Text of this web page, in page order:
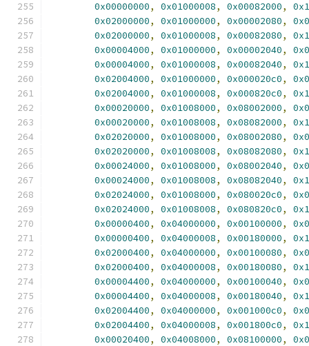
0x00000000, 0x01000008, 0x00082000,
0x02000000, 0x01000000, 0x00002080,
0x02000000, 0x01000008, 0x00082080,
0x00004000, 0x01000000, 0x00002040,
0x00004000, 0x01000008, 0x00082040,
0x02004000, 0x01000000, 0x000020c0,
0x02004000, 0x01000008, 0x000820c0,
0x00020000, 0x01008000, 0x08002000,
0x00020000, 0x01008008, 0x08082000,
0x02020000, 0x01008000, 0x08002080,
0x02020000, 0x01008008, 0x08082080,
0x00024000, 0x01008000, 0x08002040,
0x00024000, 0x01008008, 0x08082040,
0x02024000, 0x01008000, 0x080020c0,
0x02024000, 0x01008008, 0x080820c0,
0x00000400, 0x04000000, 0x00100000,
0x00000400, 0x04000008, 0x00180000,
0x02000400, 0x04000000, 0x00100080,
0x02000400, 0x04000008, 0x00180080,
0x00004400, 0x04000000, 0x00100040,
0x00004400, 0x04000008, 0x00180040,
0x02004400, 0x04000000, 0x001000c0,
0x02004400, 0x04000008, 0x001800c0,
0x00020400, 0x04008000, 0x08100000,